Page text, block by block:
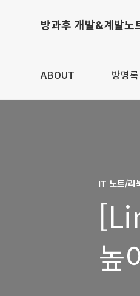
방과후 개발&계발노
ABOUT 방명록
IT 노트/리
높